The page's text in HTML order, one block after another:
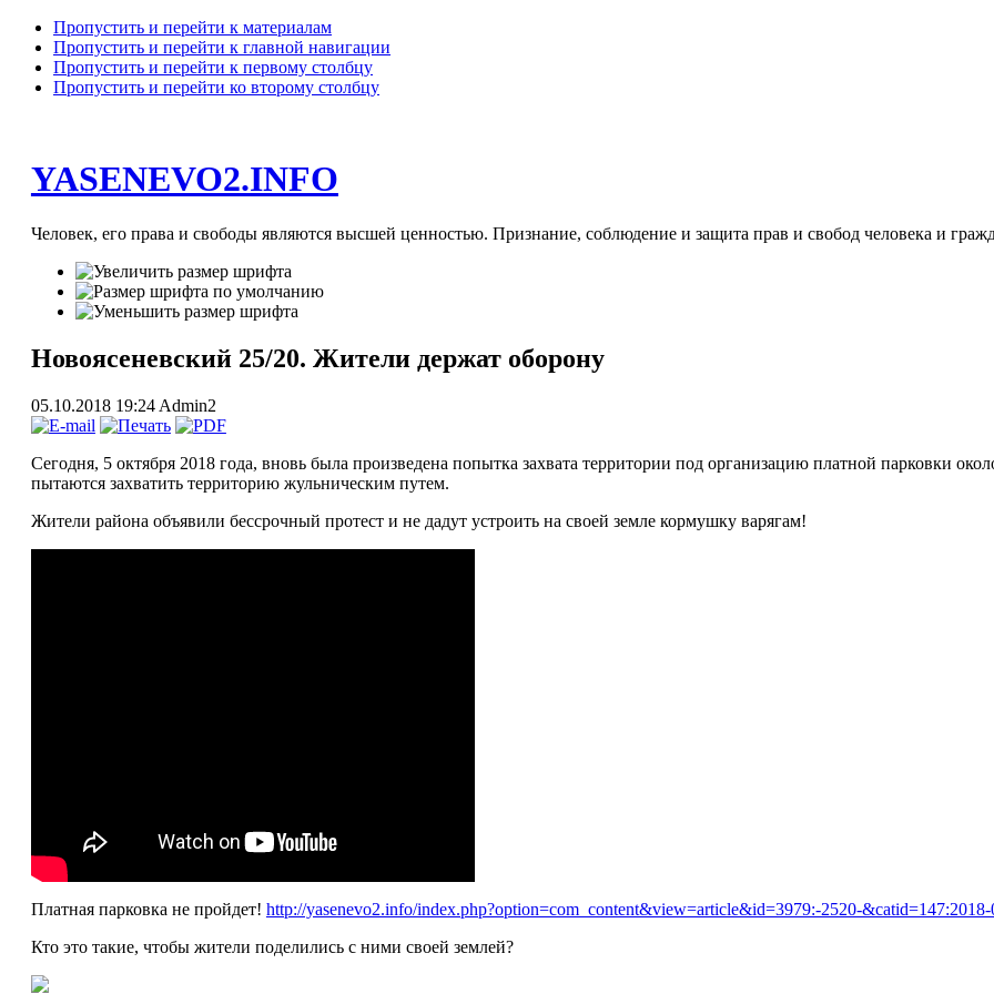
Пропустить и перейти к материалам
Пропустить и перейти к главной навигации
Пропустить и перейти к первому столбцу
Пропустить и перейти ко второму столбцу
YASENEVO2.INFO
Человек, его права и свободы являются высшей ценностью. Признание, соблюдение и защита прав и свобод человека и
Новоясеневский 25/20. Жители держат оборону
05.10.2018 19:24 Admin2
Сегодня, 5 октября 2018 года, вновь была произведена попытка захвата территории под организацию платной парковки
пытаются захватить территорию жульническим путем.
Жители района объявили бессрочный протест и не дадут устроить на своей земле кормушку варягам!
Платная парковка не пройдет! http://yasenevo2.info/index.php?option=com_content&view=article&id=3979:-2520-
Кто это такие, чтобы жители поделились с ними своей землей?